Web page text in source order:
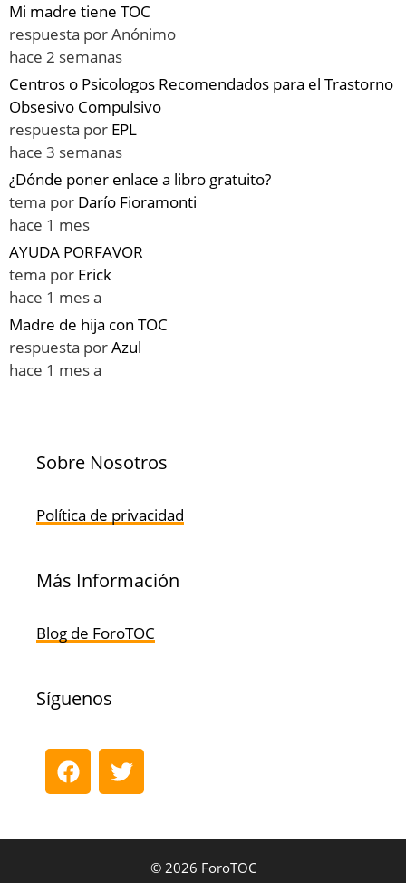
Mi madre tiene TOC
respuesta porAnónimo
hace 2 semanas
Centros o Psicologos Recomendados para el Trastorno
Obsesivo Compulsivo
respuesta por EPL
hace 3 semanas
¿Dónde poner enlace a libro gratuito?
tema por Darío Fioramonti
hace 1 mes
AYUDA PORFAVOR
tema por Erick
hace 1 mes a
Madre de hija con TOC
respuesta porAzul
hace 1 mes a
Sobre Nosotros
Política de privacidad
Más Información
Blog de ForoTOC
Síguenos
© 2026 ForoTOC